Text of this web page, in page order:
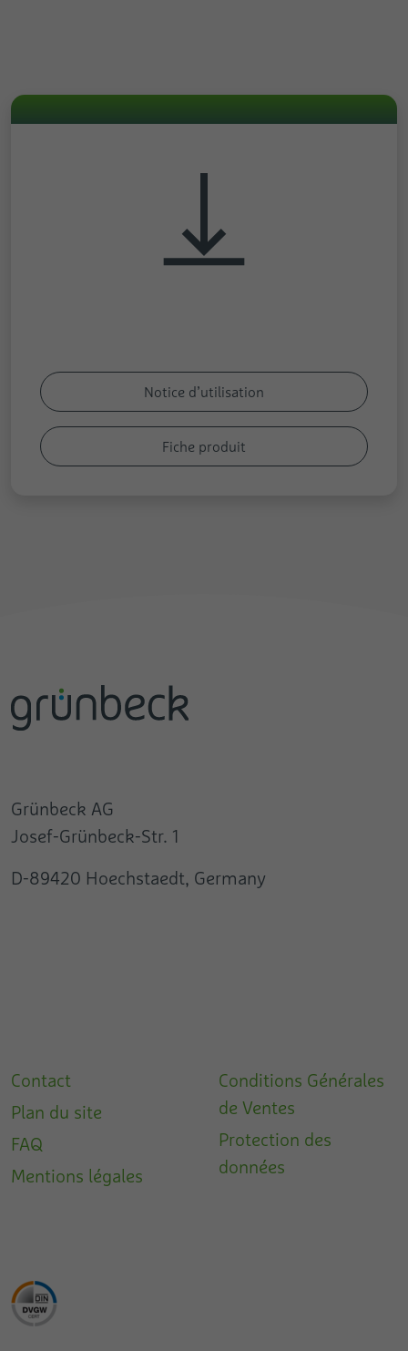
Notice d’utilisation
Fiche produit
Grünbeck AG
Josef-Grünbeck-Str. 1
D-89420 Hoechstaedt, Germany
Contact
Plan du site
FAQ
Mentions légales
Conditions Générales
de Ventes
Protection des
données